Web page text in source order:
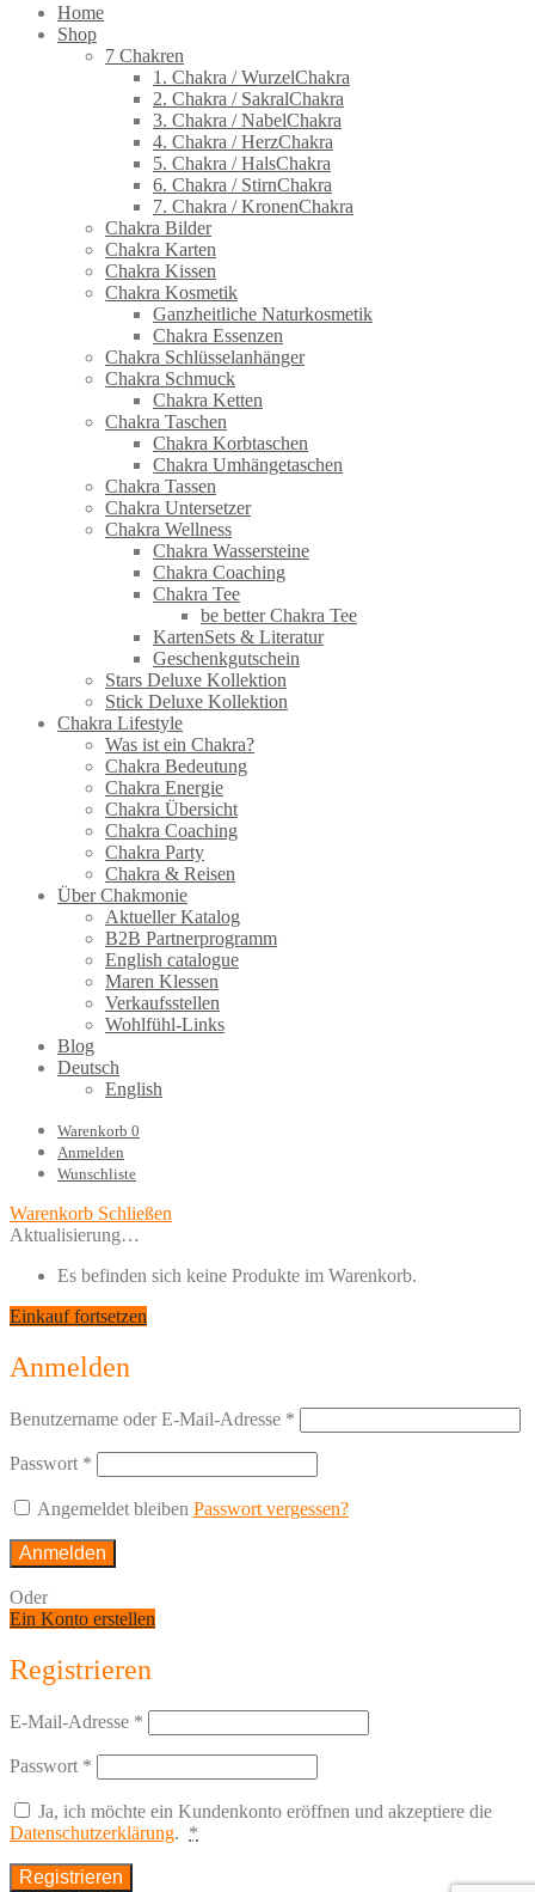
Home
Shop
7 Chakren
1. Chakra / WurzelChakra
2. Chakra / SakralChakra
3. Chakra / NabelChakra
4. Chakra / HerzChakra
5. Chakra / HalsChakra
6. Chakra / StirnChakra
7. Chakra / KronenChakra
Chakra Bilder
Chakra Karten
Chakra Kissen
Chakra Kosmetik
Ganzheitliche Naturkosmetik
Chakra Essenzen
Chakra Schlüsselanhänger
Chakra Schmuck
Chakra Ketten
Chakra Taschen
Chakra Korbtaschen
Chakra Umhängetaschen
Chakra Tassen
Chakra Untersetzer
Chakra Wellness
Chakra Wassersteine
Chakra Coaching
Chakra Tee
be better Chakra Tee
KartenSets & Literatur
Geschenkgutschein
Stars Deluxe Kollektion
Stick Deluxe Kollektion
Chakra Lifestyle
Was ist ein Chakra?
Chakra Bedeutung
Chakra Energie
Chakra Übersicht
Chakra Coaching
Chakra Party
Chakra & Reisen
Über Chakmonie
Aktueller Katalog
B2B Partnerprogramm
English catalogue
Maren Klessen
Verkaufsstellen
Wohlfühl-Links
Blog
Deutsch
English
Warenkorb 0
Anmelden
Wunschliste
Warenkorb Schließen
Aktualisierung…
Es befinden sich keine Produkte im Warenkorb.
Einkauf fortsetzen
Anmelden
Benutzername oder E-Mail-Adresse *
Passwort *
Angemeldet bleiben Passwort vergessen?
Anmelden
Oder
Ein Konto erstellen
Registrieren
E-Mail-Adresse *
Passwort *
Ja, ich möchte ein Kundenkonto eröffnen und akzeptiere die
Datenschutzerklärung. *
Registrieren